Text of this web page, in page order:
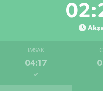
İMSAK
04:17